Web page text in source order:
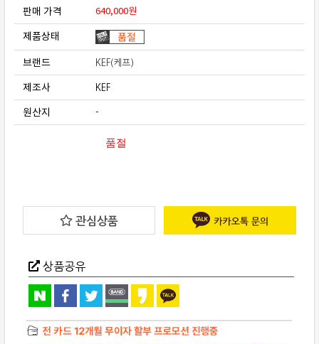
판매 가격 640,000원
제품상태
브랜드 KEF(케프)
제조사 KEF
원산지 -
품절
관심상품
상품공유